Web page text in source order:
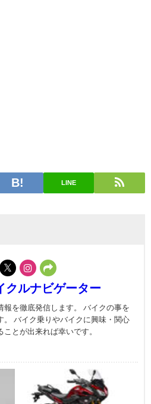
LINE
クルナビゲーター
報を徹底発信します。 バイクの事を
。 バイク乗りやバイクに興味・関心
とが出来れば幸いです。